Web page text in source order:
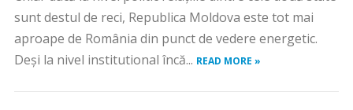
sunt destul de reci, Republica Moldova este tot mai
aproape de România din punct de vedere energetic.
Deşi la nivel institutional încă... READ MORE »